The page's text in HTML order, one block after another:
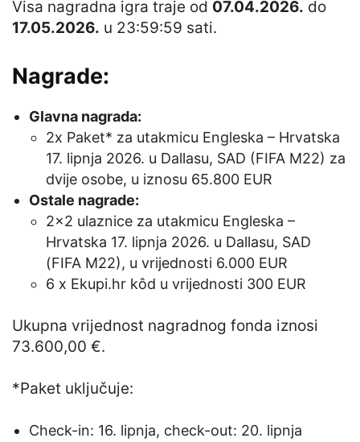
Visa nagradna igra traje od 07.04.2026. do
17.05.2026. u 23:59:59 sati.
Nagrade:
Glavna nagrada:
2x Paket* za utakmicu Engleska – Hrvatska
17. lipnja 2026. u Dallasu, SAD (FIFA M22) za
dvije osobe, u iznosu 65.800 EUR
Ostale nagrade:
2×2 ulaznice za utakmicu Engleska –
Hrvatska 17. lipnja 2026. u Dallasu, SAD
(FIFA M22), u vrijednosti 6.000 EUR
6 x Ekupi.hr kôd u vrijednosti 300 EUR
Ukupna vrijednost nagradnog fonda iznosi
73.600,00 €.
*Paket uključuje:
Check-in: 16. lipnja, check-out: 20. lipnja